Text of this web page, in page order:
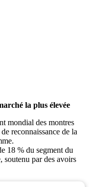
la plus élevée
mondial des montres
reconnaissance de la
18 % du segment du
soutenu par des avoirs